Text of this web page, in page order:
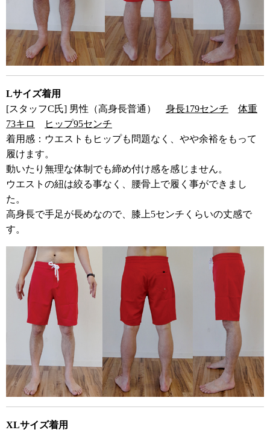
Lサイズ着用
[スタッフC氏] 男性（高身長普通） 身長179センチ
体重
73キロ
ヒップ95センチ
着用感：ウエストもヒップも問題なく、やや余裕をもって
履けます。
動いたり無理な体制でも締め付け感を感じません。
ウエストの紐は絞る事なく、腰骨上で履く事ができまし
た。
高身長で手足が長めなので、膝上5センチくらいの丈感で
す。
XLサイズ着用